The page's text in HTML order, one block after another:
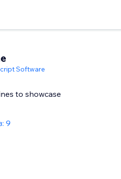
Software
to showcase
9